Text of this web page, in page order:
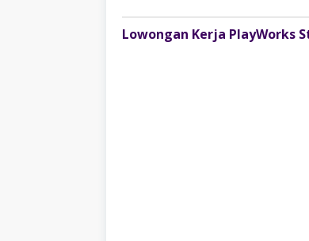
Lowongan Kerja PlayWorks